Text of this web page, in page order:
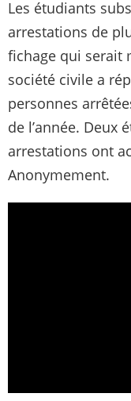
Les étudiants
arrestations de
fichage qui serait
société civile a
personnes
de l’année. Deux
arrestations ont
Anonymement.